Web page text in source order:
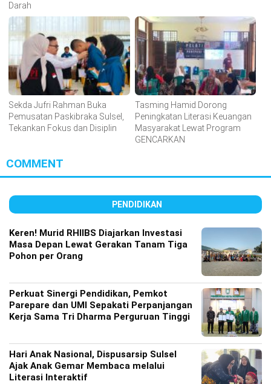
Darah
Sekda Jufri Rahman Buka
Pemusatan Paskibraka Sulsel,
Tekankan Fokus dan Disiplin
Tasming Hamid Dorong
Peningkatan Literasi Keuangan
Masyarakat Lewat Program
GENCARKAN
COMMENT
PENDIDIKAN
Keren! Murid RHIIBS Diajarkan Investasi
Masa Depan Lewat Gerakan Tanam Tiga
Pohon per Orang
Perkuat Sinergi Pendidikan, Pemkot
Parepare dan UMI Sepakati Perpanjangan
Kerja Sama Tri Dharma Perguruan Tinggi
Hari Anak Nasional, Dispusarsip Sulsel
Ajak Anak Gemar Membaca melalui
Literasi Interaktif